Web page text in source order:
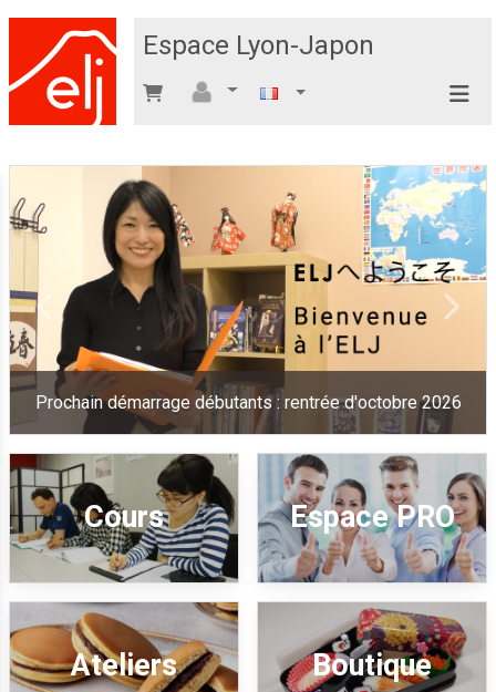
Espace Lyon-Japon
Prochain démarrage débutants : rentrée d'octobre 2026
Previous Next
Cours Espace PRO
Ateliers Boutique